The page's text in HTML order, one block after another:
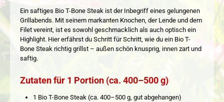
Ein saftiges Bio T-Bone Steak ist der Inbegriff eines gelungenen
Grillabends. Mit seinem markanten Knochen, der Lende und dem
Filet vereint, ist es sowohl geschmacklich als auch optisch ein
Highlight. Hier erfährst du Schritt für Schritt, wie du ein Bio T-
Bone Steak richtig grillst – außen schön knusprig, innen zart und
saftig.
Zutaten für 1 Portion (ca. 400–500 g)
1 Bio T-Bone Steak (ca. 400–500 g, gut abgehangen)